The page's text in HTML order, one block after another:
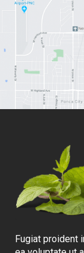
Fugiat proident